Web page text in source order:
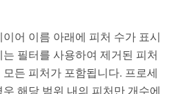
어 이름 아래에 피처 수가 표시
필터를 사용하여 제거된 피처
든 피처가 포함됩니다. 프로세
해당 범위 내의 피처만 개수에